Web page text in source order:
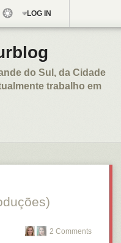
LOG IN
do Sul, da Cidade
trabalho em
2 Comments